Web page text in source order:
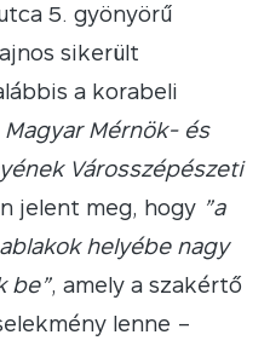
5. gyönyörű
sikerült
a korabeli
Magyar Mérnök- és
Városszépészeti
jelent meg, hogy ”a
helyébe nagy
be”, amely a szakértő
lenne –